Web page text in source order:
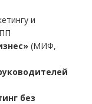
и
(МИФ,
без